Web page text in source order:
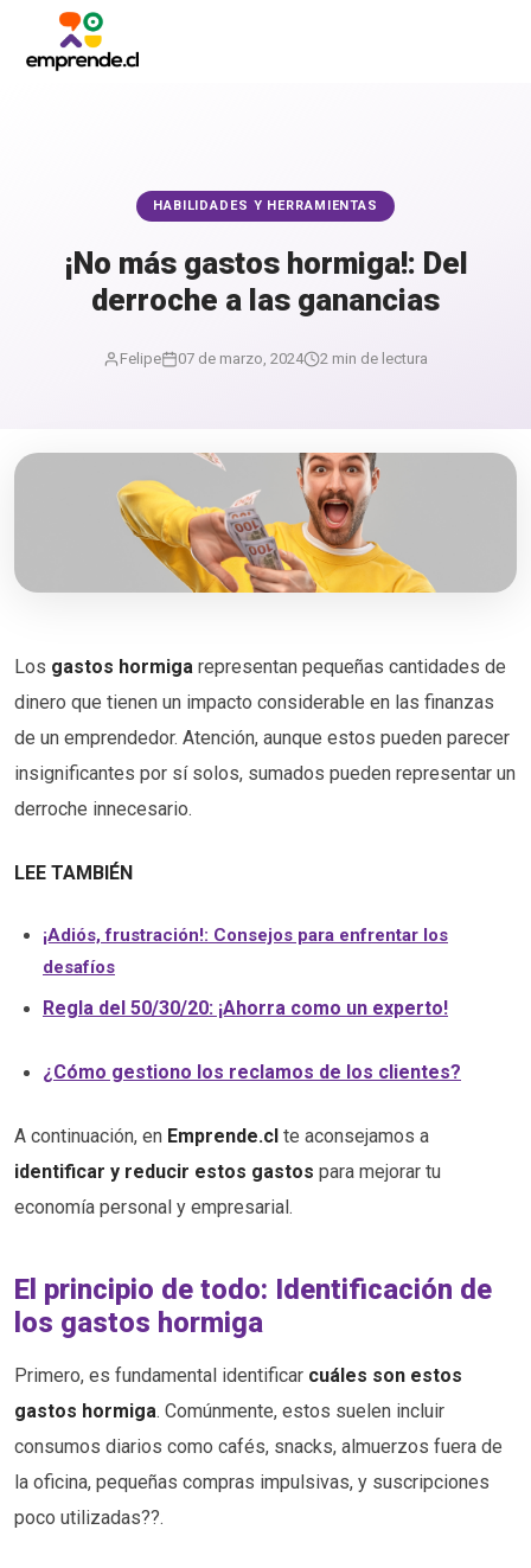
HABILIDADES Y HERRAMIENTAS
¡No más gastos hormiga!: Del
derroche a las ganancias
Felipe 07 de marzo, 2024 2 min de lectura
Los gastos hormiga representan pequeñas cantidades de
dinero que tienen un impacto considerable en las finanzas
de un emprendedor. Atención, aunque estos pueden parecer
insignificantes por sí solos, sumados pueden representar un
derroche innecesario.
LEE TAMBIÉN
¡Adiós, frustración!: Consejos para enfrentar los
desafíos
Regla del 50/30/20: ¡Ahorra como un experto!
¿Cómo gestiono los reclamos de los clientes?
A continuación, en Emprende.cl te aconsejamos a
identificar y reducir estos gastos para mejorar tu
economía personal y empresarial.
El principio de todo: Identificación de
los gastos hormiga
Primero, es fundamental identificar cuáles son estos
gastos hormiga. Comúnmente, estos suelen incluir
consumos diarios como cafés, snacks, almuerzos fuera de
la oficina, pequeñas compras impulsivas, y suscripciones
poco utilizadas??.